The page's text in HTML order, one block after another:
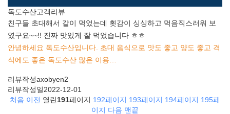
독도수산고객리뷰
친구들 초대해서 같이 먹었는데 횟감이 싱싱하고 먹음직스러워 보
였구요~~!! 진짜 맛있게 잘 먹었습니다 ㅎㅎ
안녕하세요 독도수산입니다. 초대 음식으로 맛도 좋고 양도 좋고 격
식에도 좋은 독도수산 많은 이용…
리뷰작성axobyen2
리뷰작성일2022-12-01
처음 이전 열린191페이지 192페이지 193페이지 194페이지 195페
이지 다음 맨끝